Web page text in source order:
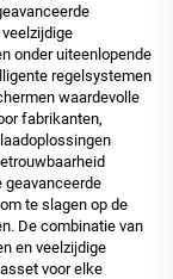
onder uiteenlopende
regelsystemen
waardevolle
fabrikanten,
geavanceerde
te slagen op de
De combinatie van
en veelzijdige
voor elke